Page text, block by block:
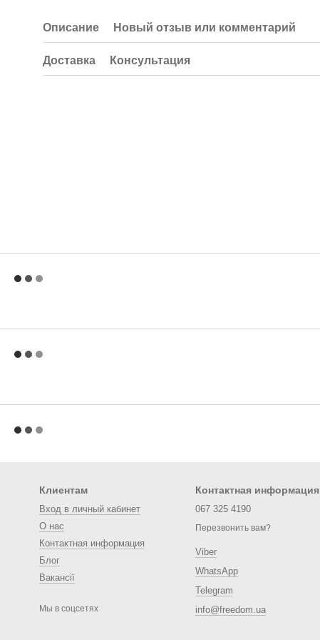
Описание Новый отзыв или комментарий
Доставка Консультация
Клиентам
Вход в личный кабинет
О нас
Контактная информация
Блог
Вакансії
Мы в соцсетях
Контактная информация
067 325 4190
Перезвонить вам?
Viber
WhatsApp
Telegram
info@freedom.ua